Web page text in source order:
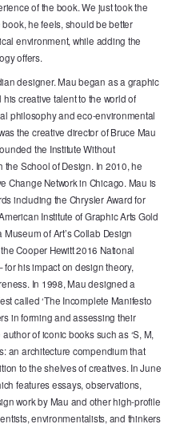
of the book. We just took the
he feels, should be better
environment, while adding the
offers.
designer. Mau began as a graphic
creative talent to the world of
philosophy and eco-environmental
the creative director of Bruce Mau
the Institute Without
School of Design. In 2010, he
Change Network in Chicago. Mau is
including the Chrysler Award for
Institute of Graphic Arts Gold
of Art’s Collab Design
Cooper Hewitt 2016 National
for his impact on design theory,
In 1998, Mau designed a
called ‘The Incomplete Manifesto
in forming and assessing their
of iconic books such as ‘S, M,
an architecture compendium that
to the shelves of creatives. In June
features essays, observations,
work by Mau and other high-profile
environmentalists, and thinkers